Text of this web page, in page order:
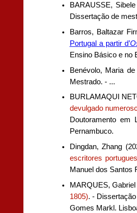
BARAUSSE,
Dissertação de
Barros, Baltazar
Portugal a partir d’
Ensino Básico e no
Benévolo, Maria
Mestrado. - ...
BURLAMAQUI
devulgado
Doutoramento em
Pernambuco.
Dingdan, Zhang
escritores
Manuel dos Santos
MARQUES,
1805). -
Gomes Markl.